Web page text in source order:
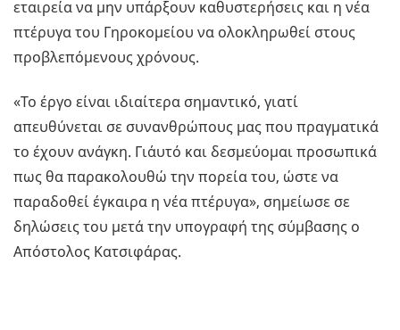
εταιρεία να μην υπάρξουν καθυστερήσεις και η νέα
πτέρυγα του Γηροκομείου να ολοκληρωθεί στους
προβλεπόμενους χρόνους.
«Το έργο είναι ιδιαίτερα σημαντικό, γιατί
απευθύνεται σε συνανθρώπους μας που πραγματικά
το έχουν ανάγκη. Γι΄αυτό και δεσμεύομαι προσωπικά
πως θα παρακολουθώ την πορεία του, ώστε να
παραδοθεί έγκαιρα η νέα πτέρυγα», σημείωσε σε
δηλώσεις του μετά την υπογραφή της σύμβασης ο
Απόστολος Κατσιφάρας.